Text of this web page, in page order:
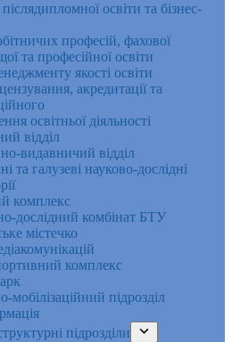
освіти та бізнес-
професій, фахової
та професійної освіти
якості освіти
акредитації та
освітньої діяльності
відділ
видавничий відділ
та галузеві науково-дослідні
комплекс
дослідний комбінат БТУ
містечко
комплекс
мобілізаційний підрозділ
підрозділи